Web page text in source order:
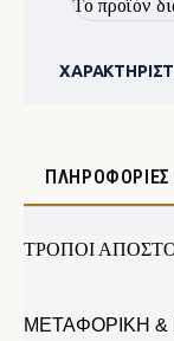
Το προϊόν
ΤΡΟΠΟΙ
ΜΕΤΑΦΟΡΙΚΗ